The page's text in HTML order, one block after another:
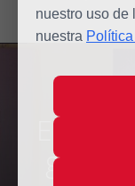
nuestro uso de
nuestra
El